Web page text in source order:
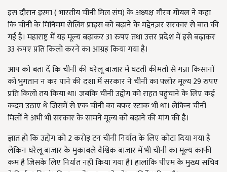
इस दौरान इस्मा ( भारतीय चीनी मिल संघ) के अध्यक्ष गौरव गोयल ने कहा
कि चीनी के मिनिमम सेलिंग प्राइस को बढ़ाने के मद्देनज़र सरकार से बात की
गई है। महाराष्ट्र में यह मूल्य बढ़ाकर 31 रुपए तथा उत्तर प्रदेश में इसे बढ़ाकर
33 रुपए प्रति किलो करने का आग्रह किया गया है।
आप को बता दें कि चीनी की घरेलू बाजार में घटती कीमतों से गन्ना किसानों
को भुगतान न कर पाने की दशा में सरकार ने चीनी का फ्लोर मूल्य 29 रुपए
प्रति किलो तय किया था। जबकि चीनी उद्दोग को राहत पहुंचाने के लिए कई
कदम उठाए थे जिसमें से एक चीनी का बफर स्टाक भी था। लेकिन चीनी
मिलों ने अभी भी सरकार के सामने मूल्य को बढ़ाने की मांग की है।
ज्ञात हो कि उद्दोग को 2 करोड़ टन चीनी निर्यात के लिए कोटा दिया गया है
लेकिन घरेलू बाजार के मुकाबले वैश्विक बाजार में भी चीनी का मूल्य काफी
कम है जिसके लिए निर्यात नहीं किया गया है। हालांकि पीएम के मुख्य सचिव